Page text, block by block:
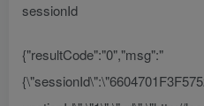
sessionId
{"resultCode":"0","msg":"